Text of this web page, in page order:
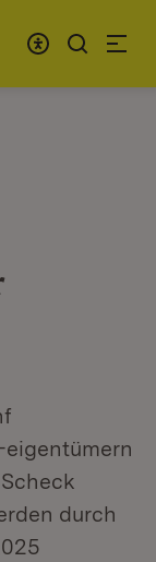
durch